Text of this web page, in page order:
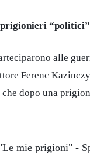
prigionieri
alle
Ferenc
che dopo una